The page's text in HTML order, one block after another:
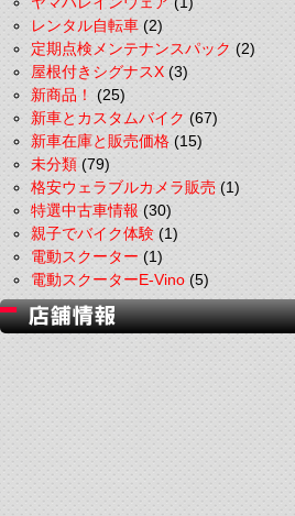
レンタル自転車(2)
定期点検メンテナンスパック(2)
屋根付きシグナスX(3)
新商品！(25)
新車とカスタムバイク(67)
新車在庫と販売価格(15)
未分類(79)
格安ウェラブルカメラ販売(1)
特選中古車情報(30)
親子でバイク体験(1)
電動スクーター(1)
電動スクーターE-Vino(5)